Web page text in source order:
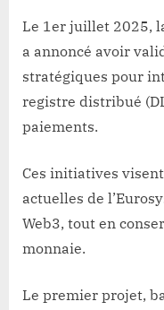
Le 1er juillet 2025,
a annoncé avoir
stratégiques pour
registre distribué
paiements.
Ces initiatives
actuelles de
Web3, tout en
monnaie.
Le premier projet,